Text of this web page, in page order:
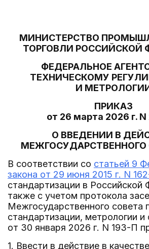
МИНИСТЕРСТВО
ТОРГОВЛИ РОССИЙСКОЙ
ФЕДЕРАЛЬНОЕ
ТЕХНИЧЕСКОМУ
И
ПРИКАЗ
от 26 марта 2026 г.
О ВВЕДЕНИИ В
МЕЖГОСУДАРСТВЕННОГО
В соответствии со статьей 9
закона от 29 июня 2015 г. N
стандартизации в Российской
также с учетом протокола
Межгосударственного совета
стандартизации, метрологии и
от 30 января 2026 г. N 193-П
1. Ввести в действие в